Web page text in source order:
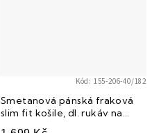
Smetanová pánská fraková
slim fit košile, dl. rukáv na
manž. knoflíčky, 155-206
Kód: 155-206-40/182